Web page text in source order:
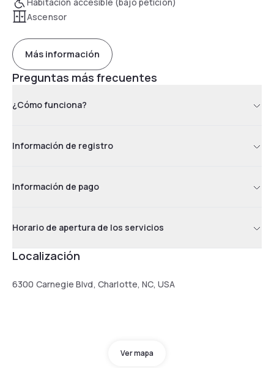
Ascensor
Más información
Preguntas más frecuentes
¿Cómo funciona?
Información de registro
Información de pago
Horario de apertura de los servicios
Localización
6300 Carnegie Blvd, Charlotte, NC, USA
Ver mapa